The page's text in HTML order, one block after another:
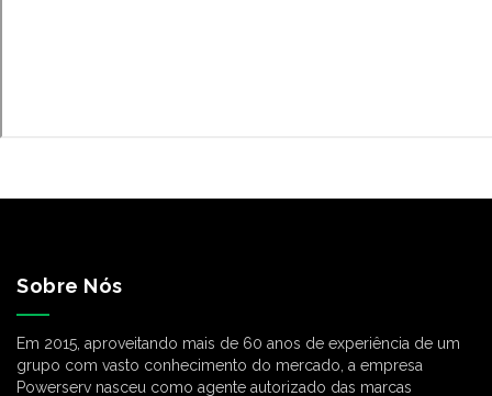
Sobre Nós
Em 2015, aproveitando mais de 60 anos de experiência de um
grupo com vasto conhecimento do mercado, a empresa
Powerserv nasceu como agente autorizado das marcas